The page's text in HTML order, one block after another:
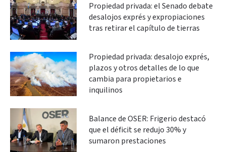
Propiedad privada: el Senado debate
desalojos exprés y expropiaciones
tras retirar el capítulo de tierras
Propiedad privada: desalojo exprés,
plazos y otros detalles de lo que
cambia para propietarios e
inquilinos
Balance de OSER: Frigerio destacó
que el déficit se redujo 30% y
sumaron prestaciones